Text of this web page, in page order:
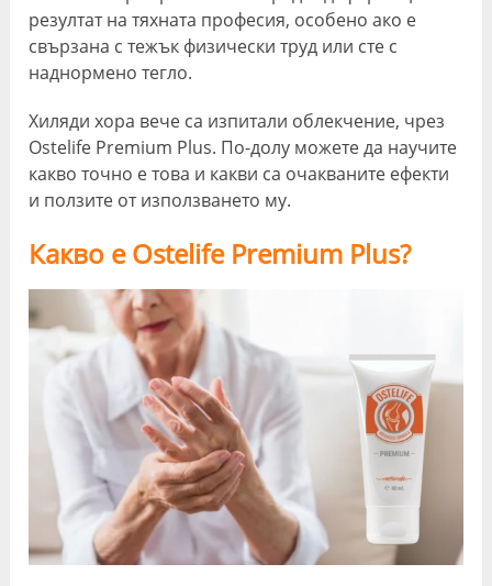
резултат на тяхната професия, особено ако е
свързана с тежък физически труд или сте с
наднормено тегло.
Хиляди хора вече са изпитали облекчение, чрез
Ostelife Premium Plus. По-долу можете да научите
какво точно е това и какви са очакваните ефекти
и ползите от използването му.
Какво е Ostelife Premium Plus?